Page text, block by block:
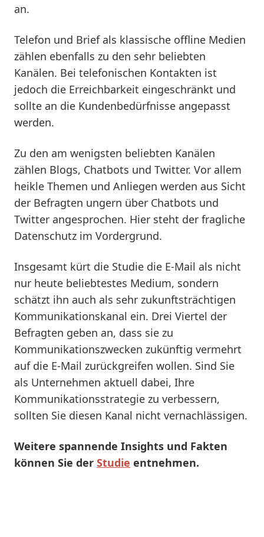
an.
Telefon und Brief als klassische offline Medien
zählen ebenfalls zu den sehr beliebten
Kanälen. Bei telefonischen Kontakten ist
jedoch die Erreichbarkeit eingeschränkt und
sollte an die Kundenbedürfnisse angepasst
werden.
Zu den am wenigsten beliebten Kanälen
zählen Blogs, Chatbots und Twitter. Vor allem
heikle Themen und Anliegen werden aus Sicht
der Befragten ungern über Chatbots und
Twitter angesprochen. Hier steht der fragliche
Datenschutz im Vordergrund.
Insgesamt kürt die Studie die E-Mail als nicht
nur heute beliebtestes Medium, sondern
schätzt ihn auch als sehr zukunftsträchtigen
Kommunikationskanal ein. Drei Viertel der
Befragten geben an, dass sie zu
Kommunikationszwecken zukünftig vermehrt
auf die E-Mail zurückgreifen wollen. Sind Sie
als Unternehmen aktuell dabei, Ihre
Kommunikationsstrategie zu verbessern,
sollten Sie diesen Kanal nicht vernachlässigen.
Weitere spannende Insights und Fakten
können Sie der Studie entnehmen.